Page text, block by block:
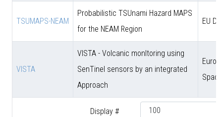
Display #
TSUMAPS-NEAM
Probabilistic TSUnami Hazard MAPS
for the NEAM Region
EU
VISTA
VISTA - Volcanic monItoring using
SenTinel sensors by an integrated
Approach